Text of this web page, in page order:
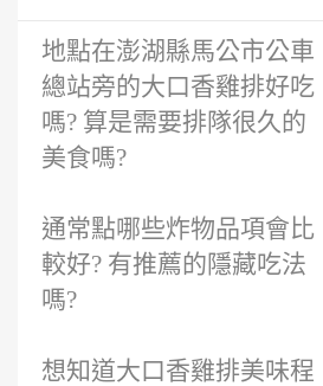
地點在澎湖縣馬公市公車
總站旁的大口香雞排好吃
嗎? 算是需要排隊很久的
美食嗎?
通常點哪些炸物品項會比
較好? 有推薦的隱藏吃法
嗎?
想知道大口香雞排美味程